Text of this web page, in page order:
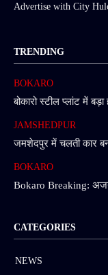
Advertise with City
TRENDING
BOKARO
बोकारो स्टील प्लांट में
JAMSHEDPUR
जमशेदपुर में चलती कार
BOKARO
Bokaro Breaking: अजय
CATEGORIES
NEWS